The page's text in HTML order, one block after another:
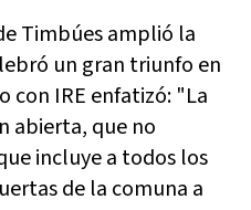
Timbúes amplió la
un gran triunfo en
con IRE enfatizó: "La
abierta, que no
incluye a todos los
de la comuna a